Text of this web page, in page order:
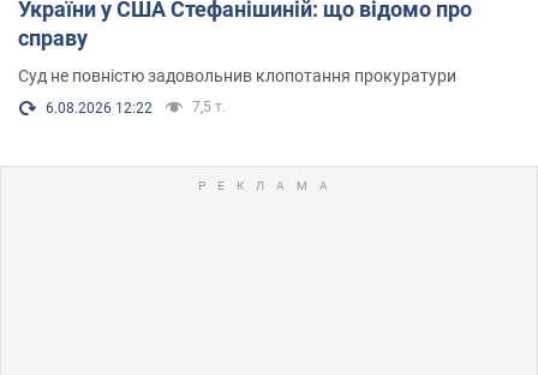
України у США Стефанішиній: що відомо про
справу
Суд не повністю задовольнив клопотання прокуратури
6.08.2026 12:22 7,5 т.